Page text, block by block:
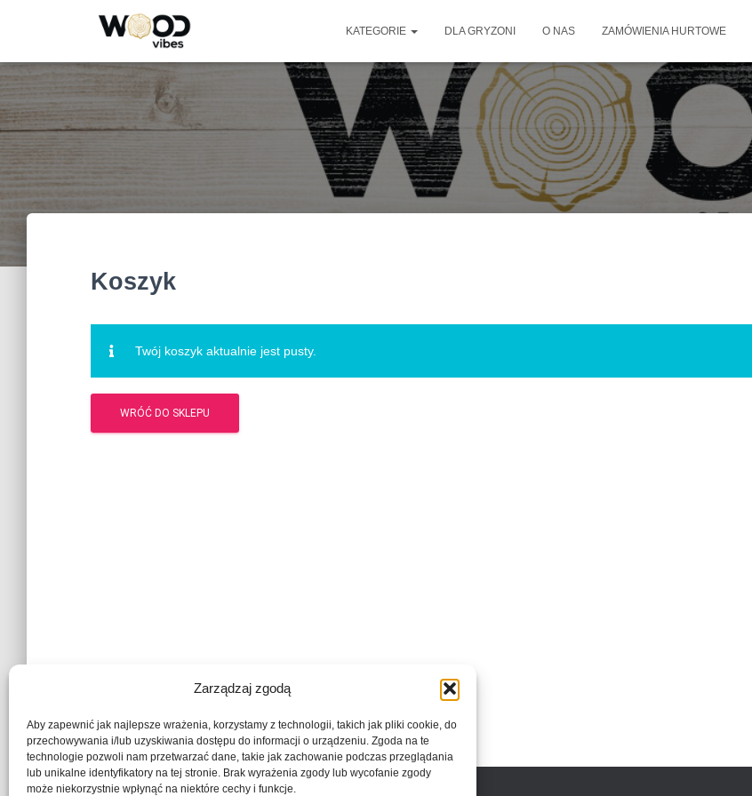
Zarządzaj zgodą
Aby zapewnić jak najlepsze wrażenia, korzystamy z technologii, takich jak pliki cookie, do
przechowywania i/lub uzyskiwania dostępu do informacji o urządzeniu. Zgoda na te
technologie pozwoli nam przetwarzać dane, takie jak zachowanie podczas przeglądania
lub unikalne identyfikatory na tej stronie. Brak wyrażenia zgody lub wycofanie zgody
może niekorzystnie wpłynąć na niektóre cechy i funkcje.
KATEGORIE DLA GRYZONI O NAS ZAMÓWIENIA HURTOWE
Koszyk
Twój koszyk aktualnie jest pusty.
WRÓĆ DO SKLEPU